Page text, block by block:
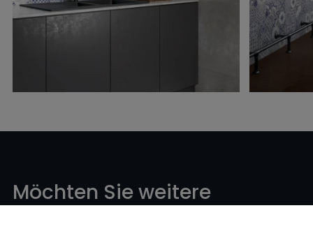
Möchten Sie weitere